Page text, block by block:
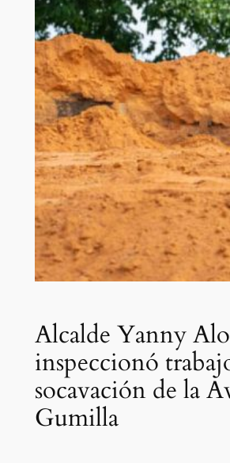
Alcalde Yanny
inspeccionó
socavación de la
Gumilla